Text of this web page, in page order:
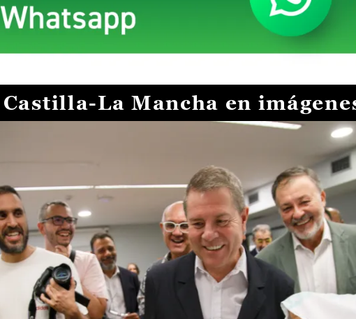
Castilla-La Mancha en